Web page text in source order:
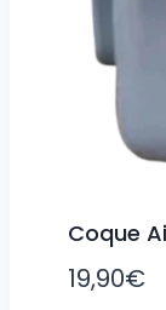
Coque
19,90€